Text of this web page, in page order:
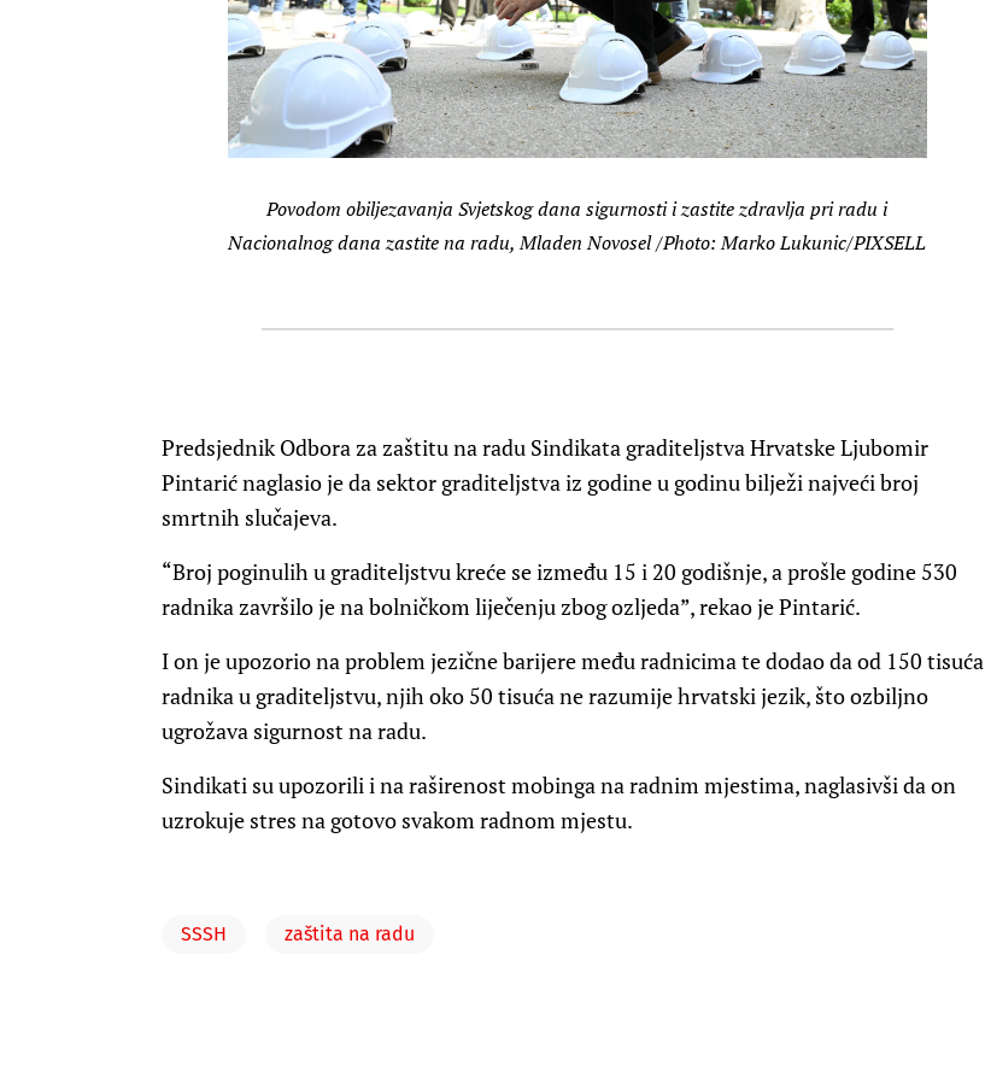
Povodom obiljezavanja Svjetskog dana sigurnosti i zastite zdravlja pri radu i
Nacionalnog dana zastite na radu, Mladen Novosel /Photo: Marko Lukunic/PIXSELL
Predsjednik Odbora za zaštitu na radu Sindikata graditeljstva Hrvatske Ljubomir
Pintarić naglasio je da sektor graditeljstva iz godine u godinu bilježi najveći broj
smrtnih slučajeva.
“Broj poginulih u graditeljstvu kreće se između 15 i 20 godišnje, a prošle godine 530
radnika završilo je na bolničkom liječenju zbog ozljeda”, rekao je Pintarić.
I on je upozorio na problem jezične barijere među radnicima te dodao da od 150 tisuća
radnika u graditeljstvu, njih oko 50 tisuća ne razumije hrvatski jezik, što ozbiljno
ugrožava sigurnost na radu.
Sindikati su upozorili i na raširenost mobinga na radnim mjestima, naglasivši da on
uzrokuje stres na gotovo svakom radnom mjestu.
SSSH zaštita na radu